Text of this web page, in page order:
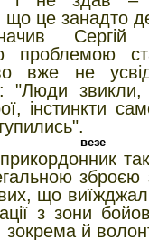
що це занадто
Сергій
проблемою
вже не
"Люди
інстинкти
везе
зброєю
що
з зони
зокрема й